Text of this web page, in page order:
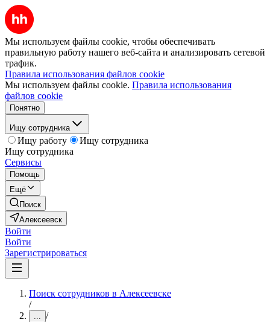
Мы используем файлы cookie, чтобы обеспечивать
правильную работу нашего веб-сайта и анализировать сетевой
трафик.
Правила использования файлов cookie
Мы используем файлы cookie. Правила использования
файлов cookie
Понятно
Ищу сотрудника
Ищу работу
Ищу сотрудника
Ищу сотрудника
Сервисы
Помощь
Ещё
Поиск
Алексеевск
Войти
Войти
Зарегистрироваться
Поиск сотрудников в Алексеевске
/
... /